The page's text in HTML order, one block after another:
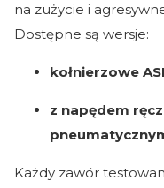
na zużycie i
Dostępne są wersje:
kołnierzowe
z napędem
Każdy zawór